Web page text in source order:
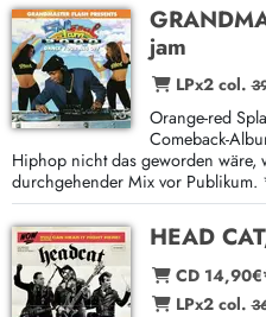
jam
LPx2 col.
Orange-red
Comeback-
Hiphop nicht das geworden wäre,
durchgehender Mix vor Publikum.
HEAD
CD
LPx2 col.